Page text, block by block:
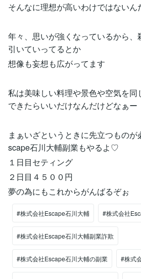
そんなに理想が高いわけではないん
年々、思いが強くなっているから
引いていってるとか
想像も妄想も広がってます
私は美味しい料理や景色や空気を
できたらいいだけなんだけどなぁー
まぁいざというときに先立つもの
scape石川大輔副業もやるよ♡
１日目セティング
２日目４５００円
夢の為にもこれからがんばるぞぉ
#株式会社Escape石川大輔 #株式会社
#株式会社Escape石川大輔副業詐欺
#株式会社Escape石川大輔の副業 #株式